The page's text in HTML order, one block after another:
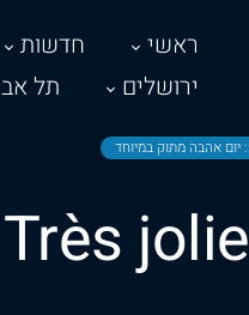
ראשי חדשות
ירושלים
תל
Très jolie מציגה: יום אהבה מתוק במיוחד